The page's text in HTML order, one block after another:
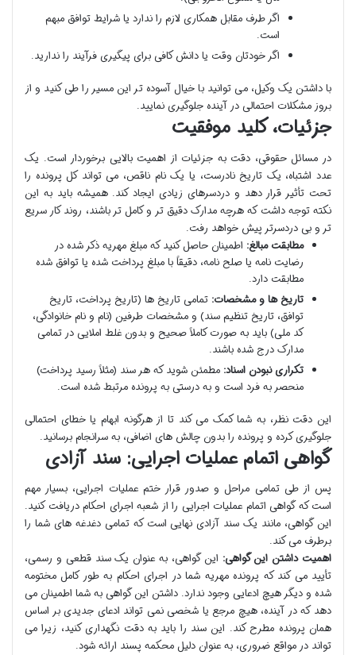
اگر طرف مقابل همکاری لازم را ندارد یا شرایط توافق مبهم
است.
اگر خودتان وقت یا دانش کافی برای پیگیری فرآیند را ندارید.
با داشتن یک وکیل، می توانید با خیال آسوده تر این مسیر را طی کنید و از
بروز مشکلات احتمالی در آینده جلوگیری نمایید.
جزئیات، کلید موفقیت
در مسائل حقوقی، دقت به جزئیات از اهمیت بالایی برخوردار است. یک
عدد اشتباه، یک تاریخ نادرست، یا یک نام ناقص، می تواند کل پرونده را
تحت تأثیر قرار دهد و دردسرهای زیادی ایجاد کند. همیشه باید به این
نکته توجه داشت که هرچه مدارک دقیق تر و کامل تر باشند، روند کار سریع
تر و بی دردسرتر پیش خواهد رفت.
مطابقت مبالغ: اطمینان حاصل کنید که مبلغ مهریه ذکر شده در
رضایت نامه یا صلح نامه، دقیقاً با مبلغ پرداخت شده یا توافق شده
مطابقت دارد.
تاریخ ها و مشخصات: تمامی تاریخ ها (تاریخ پرداخت، تاریخ
توافق، تاریخ تنظیم سند) و مشخصات طرفین (نام و نام خانوادگی،
کد ملی) باید به صورت کاملاً صحیح و بدون غلط املایی در تمامی
مدارک درج شده باشند.
تکراری نبودن اسناد: مطمئن شوید که هر سند (مثلاً رسید پرداخت)
منحصر به فرد است و به درستی به پرونده مرتبط شده است.
این دقت نظر، به شما کمک می کند تا از هرگونه ابهام یا خطای احتمالی
جلوگیری کرده و پرونده را بدون چالش های اضافی، به سرانجام برسانید.
گواهی اتمام عملیات اجرایی: سند آزادی
پس از طی تمامی مراحل و صدور قرار ختم عملیات اجرایی، بسیار مهم
است که گواهی اتمام عملیات اجرایی را از شعبه اجرای احکام دریافت کنید.
این گواهی، مانند یک سند آزادی نهایی است که تمامی دغدغه های شما را
برطرف می کند.
اهمیت داشتن این گواهی: این گواهی، به عنوان یک سند قطعی و رسمی،
تأیید می کند که پرونده مهریه شما در اجرای احکام به طور کامل مختومه
شده و دیگر هیچ ادعایی وجود ندارد. داشتن این گواهی به شما اطمینان می
دهد که در آینده، هیچ مرجع یا شخصی نمی تواند ادعای جدیدی بر اساس
همان پرونده مطرح کند. این سند را باید به دقت نگهداری کنید، زیرا می
تواند در مواقع ضروری، به عنوان دلیل محکمه پسند ارائه شود.